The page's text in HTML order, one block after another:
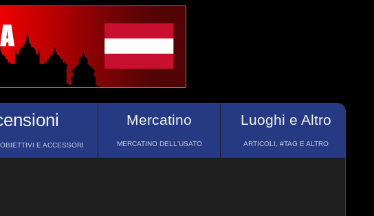
E ACCESSORI
Mercatino
MERCATINO DELL'USATO
Luoghi e Altro
ARTICOLI, #TAG E ALTRO